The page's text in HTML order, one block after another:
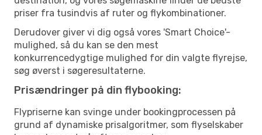
priser fra tusindvis af ruter og flykombinationer.
Derudover giver vi dig også vores 'Smart Choice'-
mulighed, så du kan se den mest
konkurrencedygtige mulighed for din valgte flyrejse,
søg øverst i søgeresultaterne.
Prisændringer på din flybooking:
Flypriserne kan svinge under bookingprocessen på
grund af dynamiske prisalgoritmer, som flyselskaber